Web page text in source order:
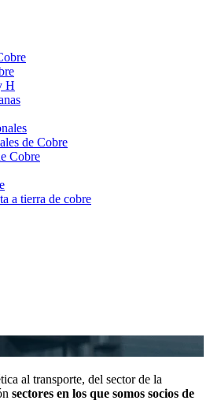
H
de Cobre
Cobre
a tierra de cobre
al transporte, del sector de la
sectores en los que somos socios de